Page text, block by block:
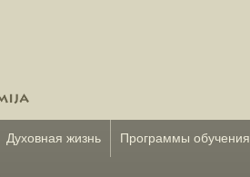
Духовная жизнь Программы обучения